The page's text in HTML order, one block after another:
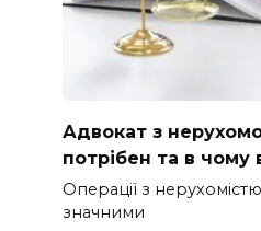
Адвокат з
потрібен та в чому
Операції з
значними